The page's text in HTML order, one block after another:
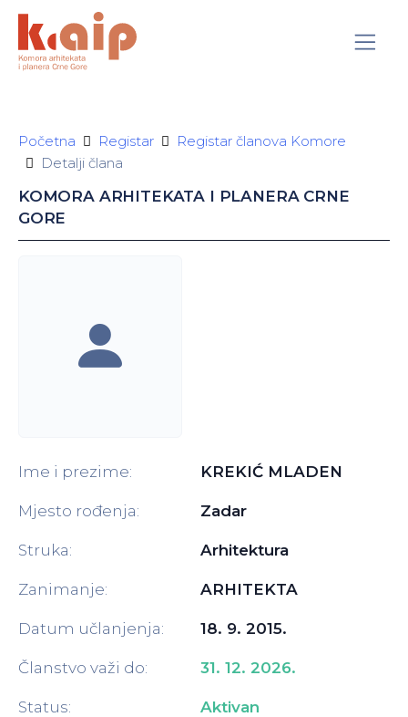
Početna Registar
Registar članova Komore
Detalji člana
KOMORA ARHITEKATA I PLANERA CRNE
GORE
Ime i prezime: KREKIĆ MLADEN
Mjesto rođenja: Zadar
Struka: Arhitektura
Zanimanje: ARHITEKTA
Datum učlanjenja: 18. 9. 2015.
Članstvo važi do: 31. 12. 2026.
Status: Aktivan